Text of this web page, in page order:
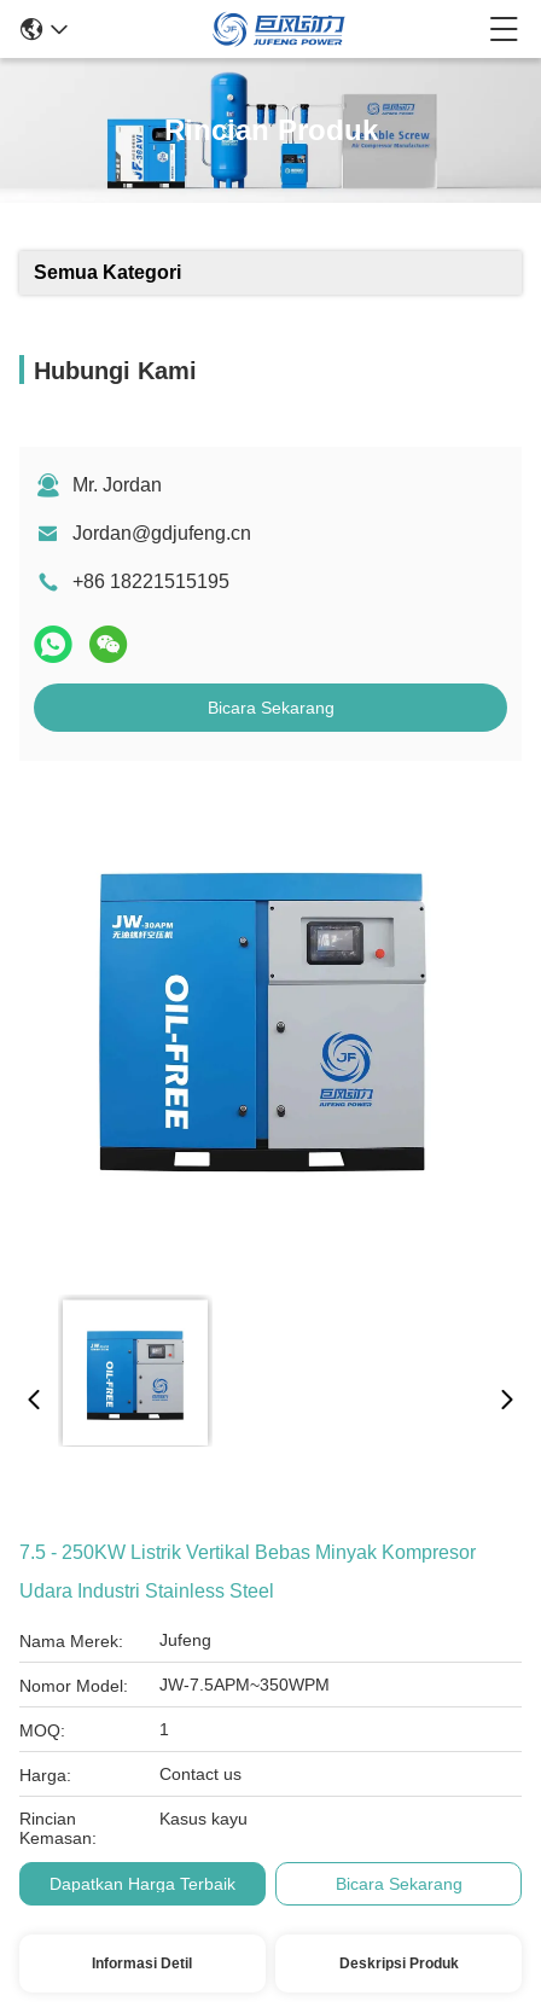
Rincian Produk
Semua Kategori
Hubungi Kami
Mr. Jordan
Jordan@gdjufeng.cn
+86 18221515195
Bicara Sekarang
7.5 - 250KW Listrik Vertikal Bebas Minyak Kompresor
Udara Industri Stainless Steel
Nama Merek: Jufeng
Nomor Model: JW-7.5APM~350WPM
MOQ: 1
Harga: Contact us
Rincian
Kemasan:
Kasus kayu
Dapatkan Harga Terbaik Bicara Sekarang
Informasi Detil Deskripsi Produk